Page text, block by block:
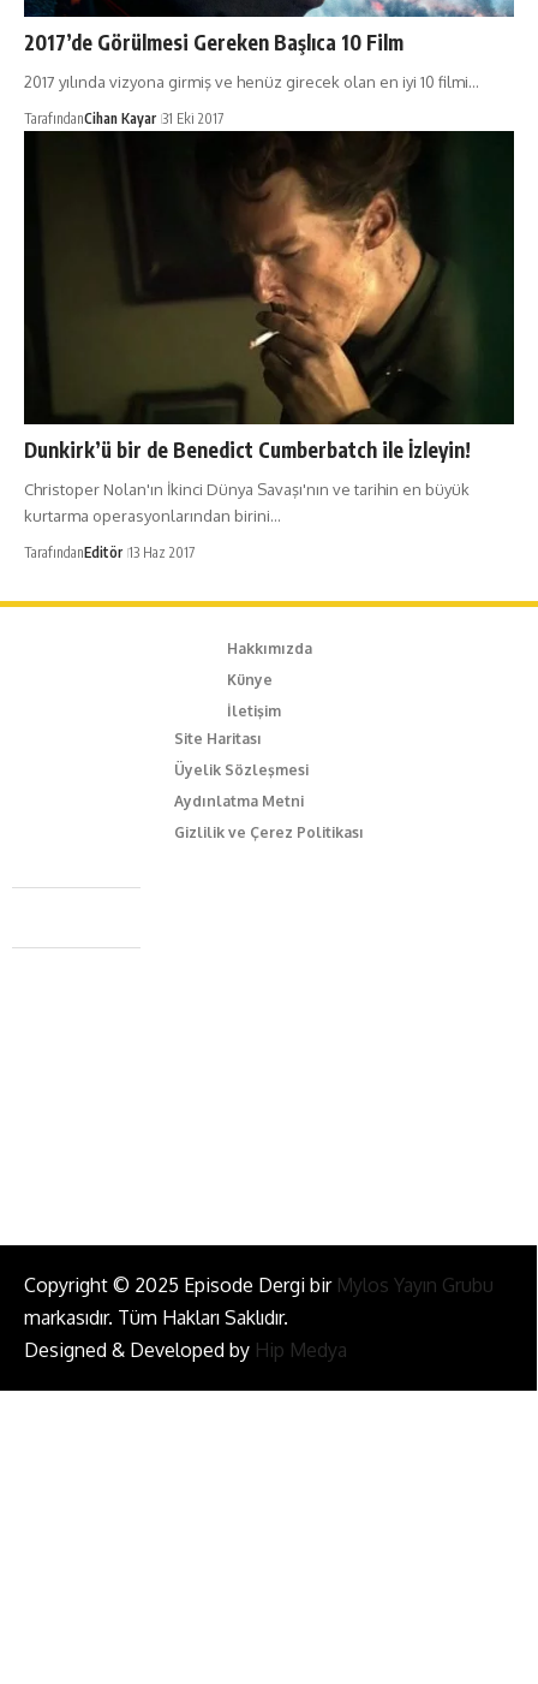
2017’de Görülmesi Gereken Başlıca 10 Film
2017 yılında vizyona girmiş ve henüz girecek olan en iyi 10 filmi…
TarafındanCihan Kayar 31 Eki 2017
Dunkirk’ü bir de Benedict Cumberbatch ile İzleyin!
Christoper Nolan'ın İkinci Dünya Savaşı'nın ve tarihin en büyük
kurtarma operasyonlarından birini…
TarafındanEditör 13 Haz 2017
Hakkımızda
Künye
İletişim
Site Haritası
Üyelik Sözleşmesi
Aydınlatma Metni
Gizlilik ve Çerez Politikası
Caferağa Mah. Dr. Şakir Paşa Sok. No3/A Kadıköy İstanbul
+90 543 345 46 00
Copyright © 2025 Episode Dergi bir Mylos Yayın Grubu
markasıdır. Tüm Hakları Saklıdır.
Designed & Developed by Hip Medya